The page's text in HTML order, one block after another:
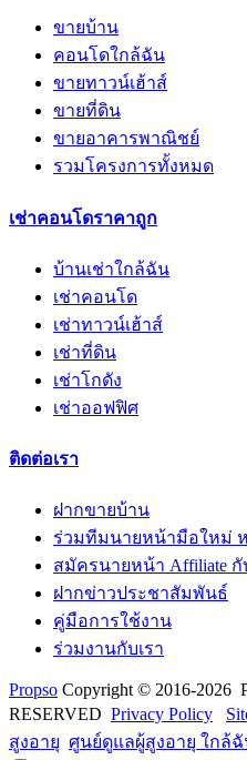
ขายบ้าน
คอนโดใกล้ฉัน
ขายทาวน์เฮ้าส์
ขายที่ดิน
ขายอาคารพาณิชย์
รวมโครงการทั้งหมด
เช่าคอนโดราคาถูก
บ้านเช่าใกล้ฉัน
เช่าคอนโด
เช่าทาวน์เฮ้าส์
เช่าที่ดิน
เช่าโกดัง
เช่าออฟฟิศ
ติดต่อเรา
ฝากขายบ้าน
ร่วมทีมนายหน้ามือใหม่ ห
สมัครนายหน้า Affiliate กั
ฝากข่าวประชาสัมพันธ์
คู่มือการใช้งาน
ร่วมงานกับเรา
Propso Copyright © 2016-2026
RESERVED Privacy Policy
สูงอายุ ศูนย์ดูแลผู้สูงอายุ ใกล้